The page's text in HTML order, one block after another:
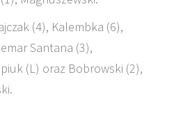
(4), Kalembka (6),
Santana (3),
(L) oraz Bobrowski (2),